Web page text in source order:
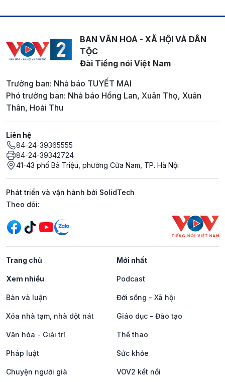
BAN VĂN HOÁ - XÃ HỘI VÀ DÂN
TỘC
Đài Tiếng nói Việt Nam
Trưởng ban: Nhà báo TUYẾT MAI
Phó trưởng ban: Nhà báo Hồng Lan, Xuân Thọ, Xuân
Thân, Hoài Thu
Liên hệ
84-24-39365555
84-24-39342724
41-43 phố Bà Triệu, phường Cửa Nam, TP. Hà Nội
Phát triển và vận hành bởi SolidTech
Mạng xã hội
Theo dõi:
Trang chủ Mới nhất
Xem nhiều Podcast
Bàn và luận Đời sống - Xã hội
Xóa nhà tạm, nhà dột nát Giáo dục - Đào tạo
Văn hóa - Giải trí Thể thao
Pháp luật Sức khỏe
Chuyện người già VOV2 kết nối